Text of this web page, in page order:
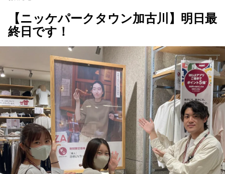
【ニッケパークタウン加古川】明日最
終日です！